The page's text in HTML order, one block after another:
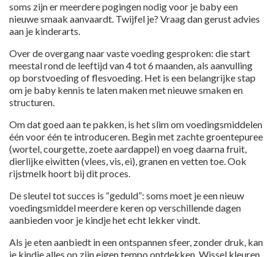
soms zijn er meerdere pogingen nodig voor je baby een
nieuwe smaak aanvaardt. Twijfel je? Vraag dan gerust advies
aan je kinderarts.
Over de overgang naar vaste voedinggesproken: die start
meestal rond de leeftijd van 4 tot 6 maanden, als aanvulling
op borstvoeding of flesvoeding. Het is een belangrijke stap
om je baby kennis te laten maken met nieuwe smaken en
structuren.
Om dat goed aan te pakken, is het slim om voedingsmiddelen
één voor één te introduceren. Begin met zachte groentepuree
(wortel, courgette, zoete aardappel) en voeg daarna fruit,
dierlijke eiwitten (vlees, vis, ei), granen en vetten toe. Ook
rijstmelk hoort bij dit proces.
De sleutel tot succes is “geduld”: soms moet je een nieuw
voedingsmiddel meerdere keren op verschillende dagen
aanbieden voor je kindje het echt lekker vindt.
Als je eten aanbiedt in een ontspannen sfeer, zonder druk, kan
je kindje alles op zijn eigen tempo ontdekken. Wissel kleuren,